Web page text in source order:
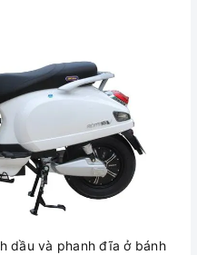
dầu và phanh đĩa ở bánh